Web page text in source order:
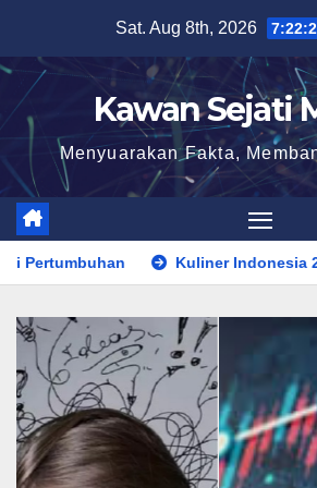
content
Sat. Aug 8th, 2026
Kawan Sejati
Menyuarakan Fakta,
Indonesia 2025 Antara Tren Makanan